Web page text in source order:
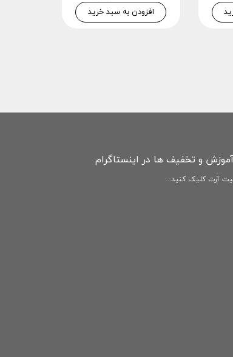
افزودن به سبد خرید
و تخفیف ها در اینستاگرام
آرت کلیک کنید...